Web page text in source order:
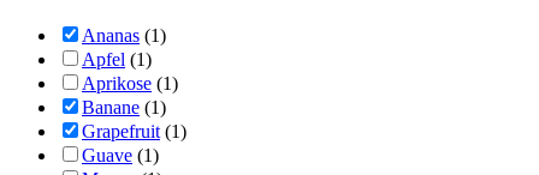
Ananas (1)
Apfel (1)
Aprikose (1)
Banane (1)
Grapefruit (1)
Guave (1)